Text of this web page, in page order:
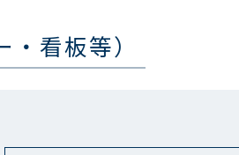
看板等）